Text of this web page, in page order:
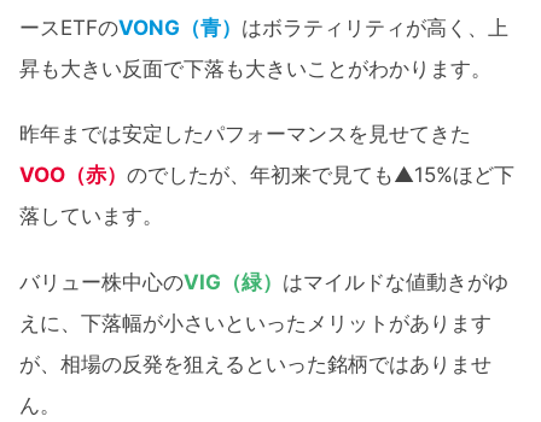
ースETFのVONG（青） はボラティリティが高く、上
昇も大きい反面で下落も大きいことがわかります。
昨年までは安定したパフォーマンスを見せてきた
VOO（赤） のでしたが、年初来で見ても▲15%ほど下
落しています。
バリュー株中心のVIG（緑） はマイルドな値動きがゆ
えに、下落幅が小さいといったメリットがあります
が、相場の反発を狙えるといった銘柄ではありませ
ん。